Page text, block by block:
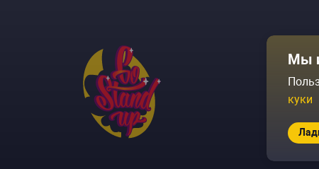
Площадки
Архив
Мы
куки